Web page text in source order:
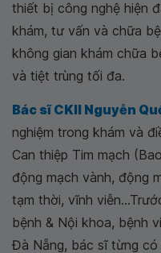
thiết bị công nghệ hiện
khám, tư vấn và chữa
không gian khám chữa
và tiệt trùng tối đa.
Bác sĩ CKII Nguyễn
nghiệm trong khám và
Can thiệp Tim mạch
động mạch vành, động
tạm thời, vĩnh
bệnh & Nội khoa, bệnh
Đà Nẵng, bác sĩ từng